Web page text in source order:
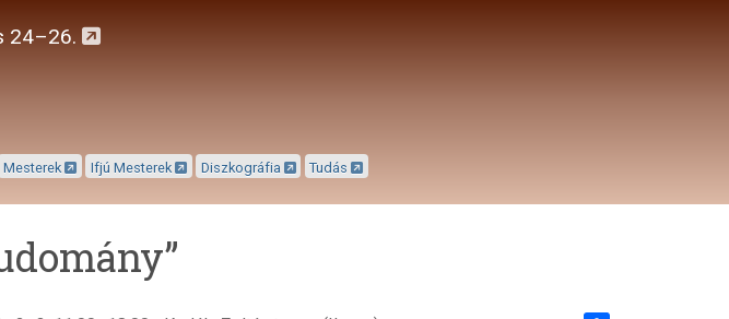
24–26.
Mesterek Ifjú Mesterek Diszkográfia Tudás